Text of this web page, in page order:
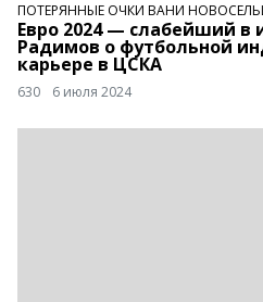
ПОТЕРЯННЫЕ ОЧКИ ВАНИ
Евро 2024 — слабейший в
Радимов о футбольной
карьере в ЦСКА
630 6 июля 2024